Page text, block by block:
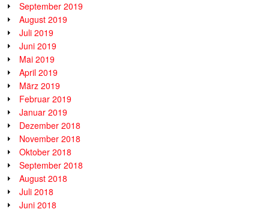
September 2019
August 2019
Juli 2019
Juni 2019
Mai 2019
April 2019
März 2019
Februar 2019
Januar 2019
Dezember 2018
November 2018
Oktober 2018
September 2018
August 2018
Juli 2018
Juni 2018